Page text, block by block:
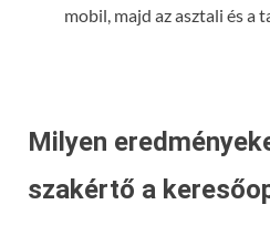
mobil, majd az asztali és a
Milyen
szakértő a